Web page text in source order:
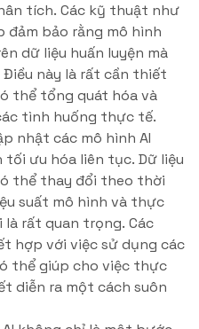
tích. Các kỹ thuật như
bảo rằng mô hình
dữ liệu huấn luyện mà
này là rất cần thiết
thể tổng quát hóa và
tình huống thực tế.
nhật các mô hình AI
ưu hóa liên tục. Dữ liệu
thể thay đổi theo thời
suất mô hình và thực
rất quan trọng. Các
hợp với việc sử dụng các
thể giúp cho việc thực
diễn ra một cách suôn